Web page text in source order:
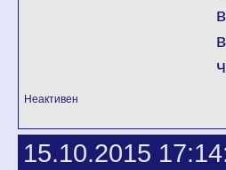
Неактивен
15.10.2015